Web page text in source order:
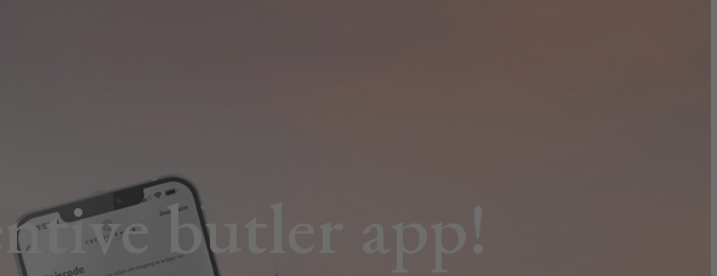
butler app!